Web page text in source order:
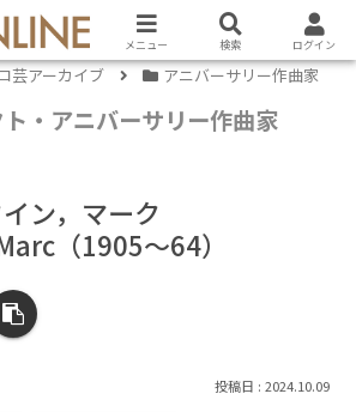
芸アーカイブ アニバーサリー作曲家
・アニバーサリー作曲家
ン，マーク
（1905～64）
2024.10.09
メニュー 検索 ログイン